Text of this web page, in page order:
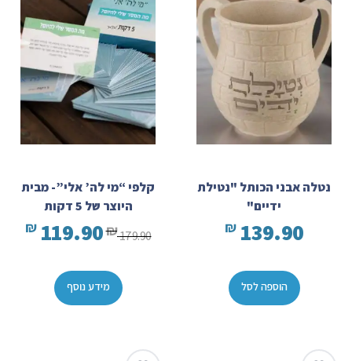
נטלה אבני הכותל "נטילת
ידיים"
139.90
₪
הוספה לסל
קלפי “מי לה’ אלי”- מבית
היוצר של 5 דקות
179.90
₪
119.90
₪
מידע נוסף